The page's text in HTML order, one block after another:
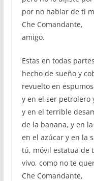
por no hablar de ti
Che Comandante,
amigo.
Estas en todas
hecho de sueño y
revuelto en
y en el ser petrolero
y en el terrible
de la banana, y en
en el azúcar y en la
tú, móvil estatua de
vivo, como no te
Che Comandante,